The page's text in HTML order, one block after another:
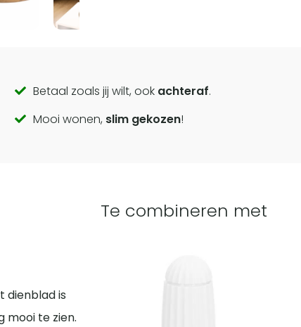
Betaal zoals jij wilt, ook achteraf.
Mooi wonen, slim gekozen!
dienblad is
mooi te zien.
Te combineren met